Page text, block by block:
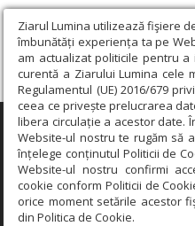
Ziarul Lumina utilizează fişiere
îmbunătăți experiența ta pe
am actualizat politicile pentru
curentă a Ziarului Lumina cele
Regulamentul (UE) 2016/679
ceea ce privește prelucrarea
libera circulație a acestor date.
Website-ul nostru te rugăm să
înțelege conținutul Politicii de
Website-ul nostru confirmi
cookie conform Politicii de
orice moment setările acestor
din Politica de Cookie.